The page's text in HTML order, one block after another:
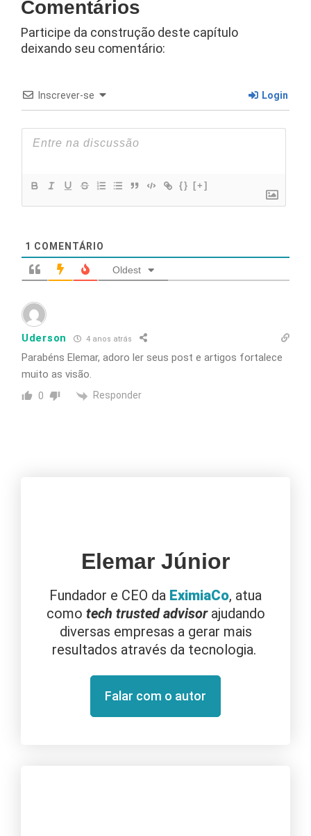
Comentários
Participe da construção deste capítulo
deixando seu comentário:
Inscrever-se Login
{} [+]
1 COMENTÁRIO
Oldest
Uderson 4 anos atrás
Parabéns Elemar, adoro ler seus post e artigos fortalece
muito as visão.
0 Responder
Elemar Júnior
Fundador e CEO da EximiaCo, atua
como tech trusted advisorajudando
diversas empresas a gerar mais
resultados através da tecnologia.
Falar com o autor